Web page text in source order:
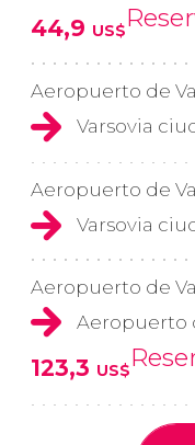
44,9 US$
Aeropuerto de
Varsovia
Aeropuerto de
Varsovia
Aeropuerto de
Aeropuerto
123,3 US$